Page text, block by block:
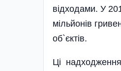
відходами. У
мільйонів
об`єктів.
Ці